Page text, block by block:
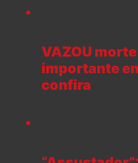
VAZOU
importante
confira